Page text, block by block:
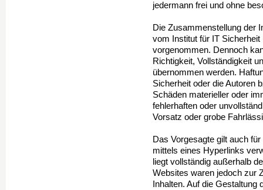
jedermann frei und ohne
Die Zusammenstellung der
vom Institut für IT
vorgenommen. Dennoch
Richtigkeit, Vollständigkeit
übernommen werden.
Sicherheit oder die Autoren
Schäden materieller oder
fehlerhaften oder
Vorsatz oder grobe
Das Vorgesagte gilt auch
mittels eines Hyperlinks
liegt vollständig außerhalb
Websites waren jedoch zur
Inhalten. Auf die